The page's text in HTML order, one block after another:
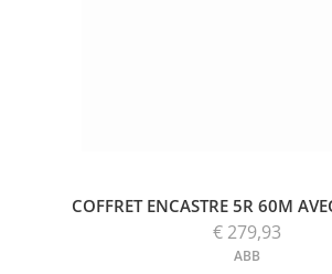
COFFRET ENCASTRE 5R 60M
€ 279,93
ABB